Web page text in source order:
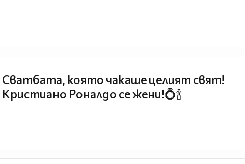
Сватбата, която чакаше целият свят!
Кристиано Роналдо се жени!💍🍾